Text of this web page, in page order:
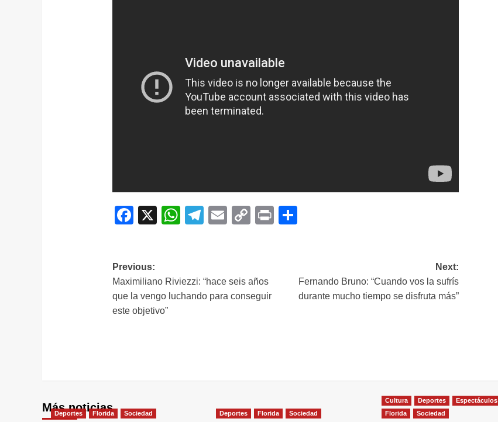
Facebook
X WhatsApp
Telegram
EmailCopyPrint
Navegación
de
entradas
Previous:
Maximiliano Riviezzi: “hace seis años
que la vengo luchando para conseguir
este objetivo”
Next:
Fernando Bruno: “Cuando vos la sufrís
durante mucho tiempo se disfruta más”
Más noticias
Deportes Florida Sociedad Deportes Florida Sociedad
Cultura Deportes
Espectáculos
Florida
Sociedad